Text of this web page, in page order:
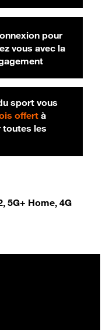
pour
vous avec la
sport vous
offertà
toutes les
5G+ Home, 4G